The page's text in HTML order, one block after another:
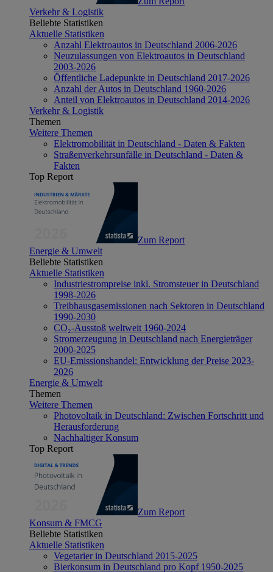
Verkehr & Logistik
Beliebte Statistiken
Aktuelle Statistiken
Anzahl Elektroautos in Deutschland 2006-2026
Neuzulassungen von Elektroautos in Deutschland
2003-2026
Öffentliche Ladepunkte in Deutschland 2017-2026
Anzahl der Autos in Deutschland 1960-2026
Anteil von Elektroautos in Deutschland 2014-2026
Verkehr & Logistik
Themen
Weitere Themen
Elektromobilität in Deutschland - Daten & Fakten
Straßenverkehrsunfälle in Deutschland - Daten &
Fakten
Top Report
Zum Report
Energie & Umwelt
Beliebte Statistiken
Aktuelle Statistiken
Industriestrompreise inkl. Stromsteuer in Deutschland
1998-2026
Treibhausgasemissionen nach Sektoren in Deutschland
1990-2030
CO₂-Ausstoß weltweit 1960-2024
Stromerzeugung in Deutschland nach Energieträger
2000-2025
EU-Emissionshandel: Entwicklung der Preise 2023-
2026
Energie & Umwelt
Themen
Weitere Themen
Photovoltaik in Deutschland: Zwischen Fortschritt und
Herausforderung
Nachhaltiger Konsum
Top Report
Zum Report
Konsum & FMCG
Beliebte Statistiken
Aktuelle Statistiken
Vegetarier in Deutschland 2015-2025
Bierkonsum in Deutschland pro Kopf 1950-2025